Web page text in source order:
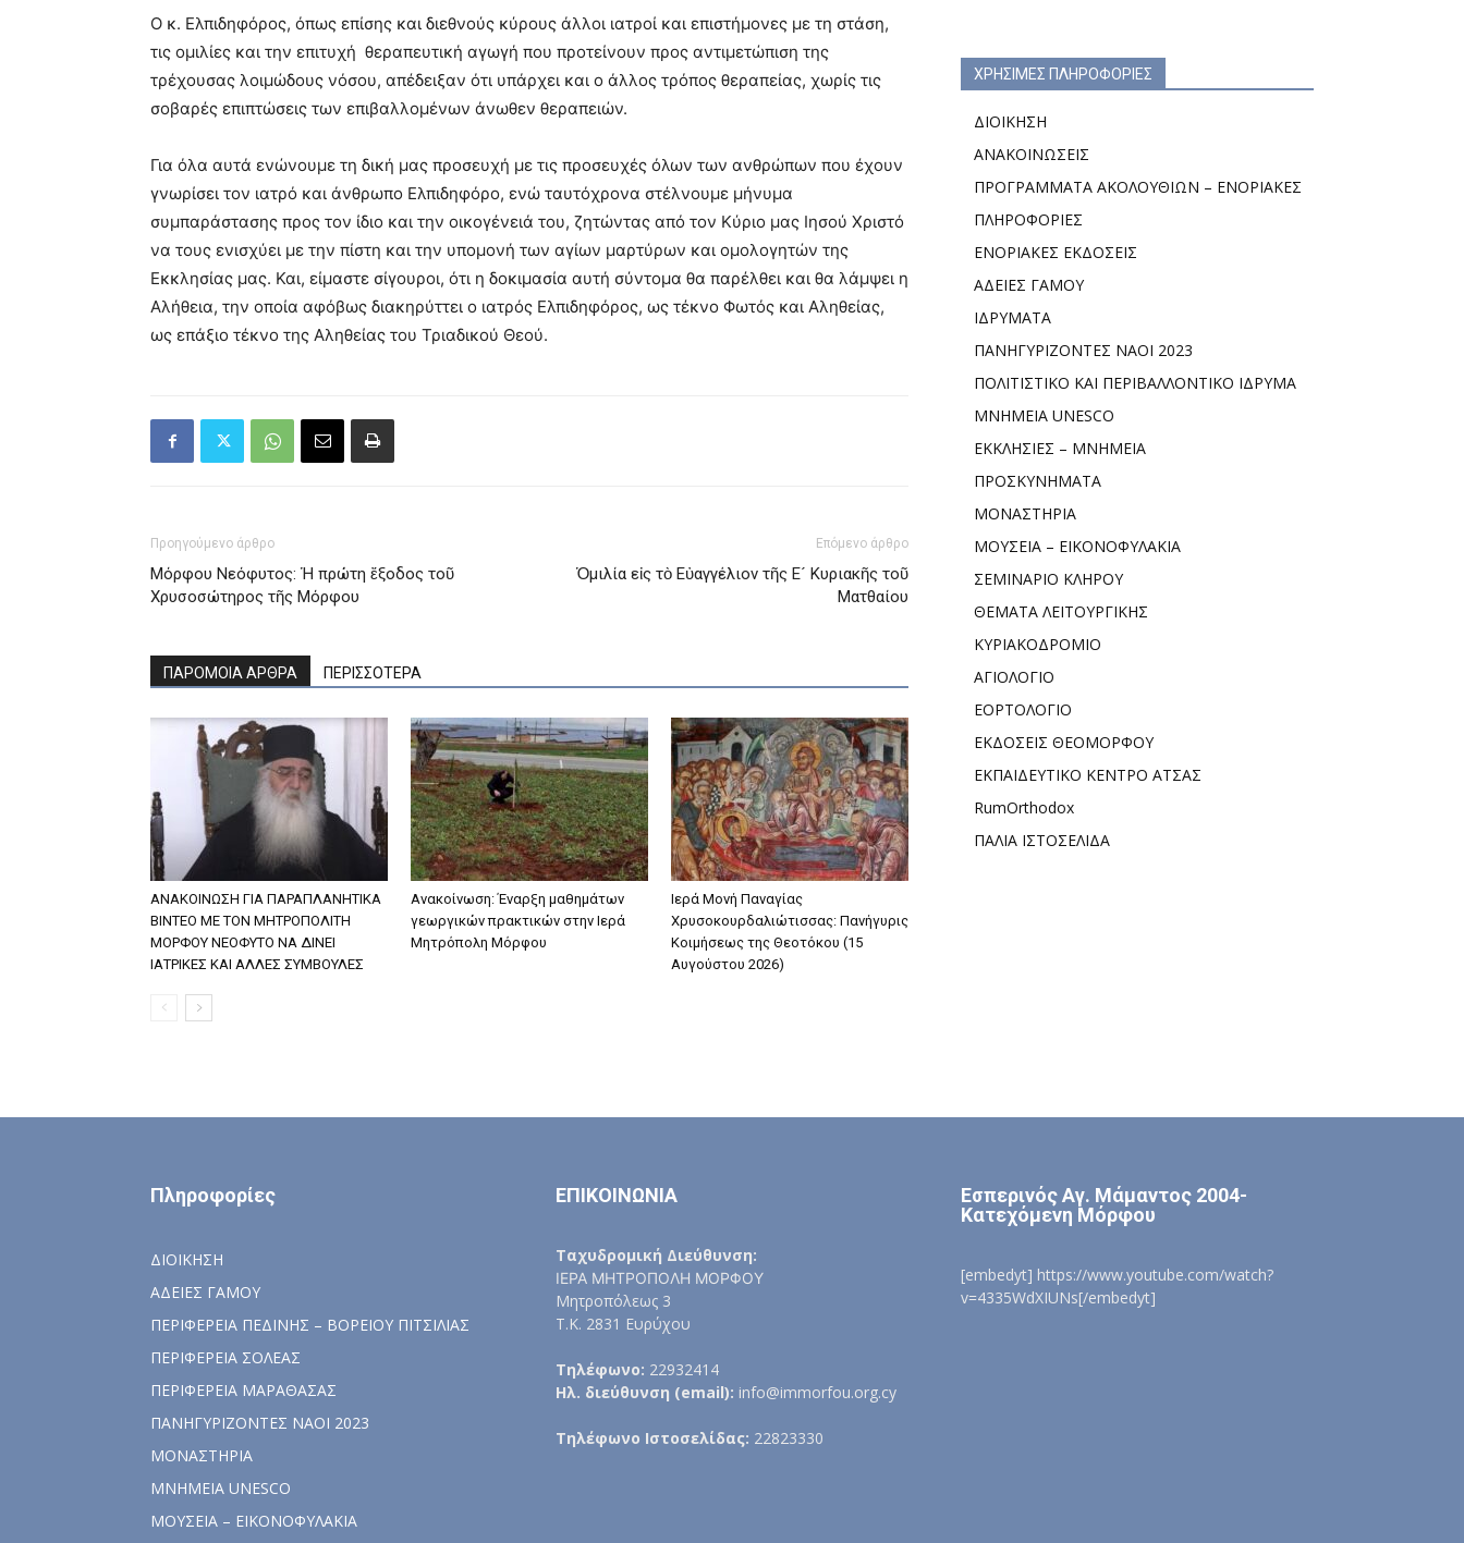
Ο κ. Ελπιδηφόρος, όπως επίσης και διεθνούς κύρους άλλοι ιατροί και επιστήμονες με τη στάση,
τις ομιλίες και την επιτυχή θεραπευτική αγωγή που προτείνουν προς αντιμετώπιση της
τρέχουσας λοιμώδους νόσου, απέδειξαν ότι υπάρχει και ο άλλος τρόπος θεραπείας, χωρίς τις
σοβαρές επιπτώσεις των επιβαλλομένων άνωθεν θεραπειών.
Για όλα αυτά ενώνουμε τη δική μας προσευχή με τις προσευχές όλων των ανθρώπων που έχουν
γνωρίσει τον ιατρό και άνθρωπο Ελπιδηφόρο, ενώ ταυτόχρονα στέλνουμε μήνυμα
συμπαράστασης προς τον ίδιο και την οικογένειά του, ζητώντας από τον Κύριο μας Ιησού Χριστό
να τους ενισχύει με την πίστη και την υπομονή των αγίων μαρτύρων και ομολογητών της
Εκκλησίας μας. Και, είμαστε σίγουροι, ότι η δοκιμασία αυτή σύντομα θα παρέλθει και θα λάμψει η
Αλήθεια, την οποία αφόβως διακηρύττει ο ιατρός Ελπιδηφόρος, ως τέκνο Φωτός και Αληθείας,
ως επάξιο τέκνο της Αληθείας του Τριαδικού Θεού.
Προηγούμενο άρθρο
Μόρφου Νεόφυτος: Ἡ πρώτη ἔξοδος τοῦ
Χρυσοσώτηρος τῆς Μόρφου
Επόμενο άρθρο
Ὁμιλία εἰς τὸ Εὐαγγέλιον τῆς Ε´ Κυριακῆς τοῦ
Ματθαίου
ΠΑΡΟΜΟΙΑ ΑΡΘΡΑ ΠΕΡΙΣΣΟΤΕΡΑ
ΑΝΑΚΟΙΝΩΣΗ ΓΙΑ ΠΑΡΑΠΛΑΝΗΤΙΚΑ
ΒΙΝΤΕΟ ΜΕ ΤΟΝ ΜΗΤΡΟΠΟΛΙΤΗ
ΜΟΡΦΟΥ ΝΕΟΦΥΤΟ ΝΑ ΔΙΝΕΙ
ΙΑΤΡΙΚΕΣ ΚΑΙ ΑΛΛΕΣ ΣΥΜΒΟΥΛΕΣ
Ανακοίνωση: Έναρξη μαθημάτων
γεωργικών πρακτικών στην Ιερά
Μητρόπολη Μόρφου
Ιερά Μονή Παναγίας
Χρυσοκουρδαλιώτισσας: Πανήγυρις
Κοιμήσεως της Θεοτόκου (15
Αυγούστου 2026)
ΧΡΗΣΙΜΕΣ ΠΛΗΡΟΦΟΡΙΕΣ
ΔΙΟΙΚΗΣΗ
ΑΝΑΚΟΙΝΩΣΕΙΣ
ΠΡΟΓΡΑΜΜΑΤΑ ΑΚΟΛΟΥΘΙΩΝ – ΕΝΟΡΙΑΚΕΣ
ΠΛΗΡΟΦΟΡΙΕΣ
ΕΝΟΡΙΑΚΕΣ ΕΚΔΟΣΕΙΣ
ΑΔΕΙΕΣ ΓΑΜΟΥ
ΙΔΡΥΜΑΤΑ
ΠΑΝΗΓΥΡΙΖΟΝΤΕΣ ΝΑΟΙ 2023
ΠΟΛΙΤΙΣΤΙΚΟ ΚΑΙ ΠΕΡΙΒΑΛΛΟΝΤΙΚΟ ΙΔΡΥΜΑ
ΜΝΗΜΕΙΑ UNESCO
ΕΚΚΛΗΣΙΕΣ – ΜΝΗΜΕΙΑ
ΠΡΟΣΚΥΝΗΜΑΤΑ
ΜΟΝΑΣΤΗΡΙΑ
ΜΟΥΣΕΙΑ – ΕΙΚΟΝΟΦΥΛΑΚΙΑ
ΣΕΜΙΝΑΡΙΟ ΚΛΗΡΟΥ
ΘΕΜΑΤΑ ΛΕΙΤΟΥΡΓΙΚΗΣ
ΚΥΡΙΑΚΟΔΡΟΜΙΟ
ΑΓΙΟΛΟΓΙΟ
ΕΟΡΤΟΛΟΓΙΟ
ΕΚΔΟΣΕΙΣ ΘΕΟΜΟΡΦΟΥ
ΕΚΠΑΙΔΕΥΤΙΚΟ ΚΕΝΤΡΟ ΑΤΣΑΣ
RumOrthodox
ΠΑΛΙΑ ΙΣΤΟΣΕΛΙΔΑ
Πληροφορίες
ΔΙΟΙΚΗΣΗ
ΑΔΕΙΕΣ ΓΑΜΟΥ
ΠΕΡΙΦΕΡΕΙΑ ΠΕΔΙΝΗΣ – ΒΟΡΕΙΟΥ ΠΙΤΣΙΛΙΑΣ
ΠΕΡΙΦΕΡΕΙΑ ΣΟΛΕΑΣ
ΠΕΡΙΦΕΡΕΙΑ ΜΑΡΑΘΑΣΑΣ
ΠΑΝΗΓΥΡΙΖΟΝΤΕΣ ΝΑΟΙ 2023
ΜΟΝΑΣΤΗΡΙΑ
ΜΝΗΜΕΙΑ UNESCO
ΜΟΥΣΕΙΑ – ΕΙΚΟΝΟΦΥΛΑΚΙΑ
ΕΠΙΚΟΙΝΩΝΙΑ
Ταχυδρομική Διεύθυνση:
ΙΕΡΑ ΜΗΤΡΟΠΟΛΗ ΜΟΡΦΟΥ
Μητροπόλεως 3
Τ.Κ. 2831 Ευρύχου
Τηλέφωνο: 22932414
Ηλ. διεύθυνση (email): info@immorfou.org.cy
Τηλέφωνο Ιστοσελίδας: 22823330
Εσπερινός Αγ. Μάμαντος 2004-
Κατεχόμενη Μόρφου
[embedyt] https://www.youtube.com/watch?
v=4335WdXIUNs[/embedyt]